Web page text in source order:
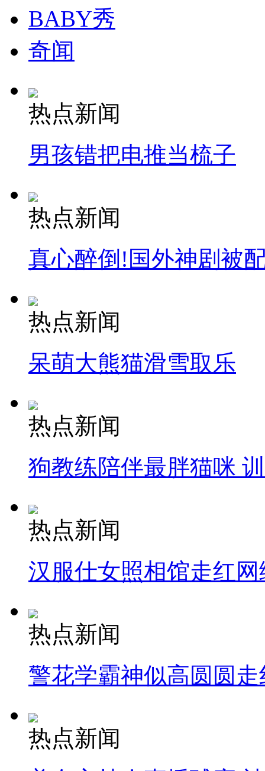
司机酒驾遇交警 急速倒车逃窜
BABY秀
奇闻
热点新闻
男孩错把电推当梳子
热点新闻
真心醉倒!国外神剧被
热点新闻
呆萌大熊猫滑雪取乐
热点新闻
狗教练陪伴最胖猫咪
热点新闻
汉服仕女照相馆走红网
热点新闻
警花学霸神似高圆圆走
热点新闻